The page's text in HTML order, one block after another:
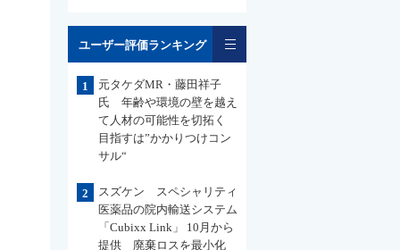
ユーザー評価ランキング
1
元タケダMR・藤田祥子
氏 年齢や環境の壁を越え
て人材の可能性を切拓く
目指すは”かかりつけコン
サル“
2
スズケン スペシャリティ
医薬品の院内輸送システム
「Cubixx Link」 10月から
提供 廃棄ロスを最小化